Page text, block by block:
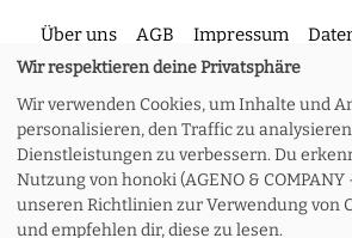
Über uns AGB Impressum
Kontakt Versand und
Zahlungsoptionen Meine
Wir respektieren deine Privatsphäre
Wir verwenden Cookies, um Inhalte und
personalisieren, den Traffic zu
Dienstleistungen zu verbessern. Du
Nutzung von honoki (AGENO &
unseren Richtlinien zur Verwendung von
und empfehlen dir, diese zu lesen.